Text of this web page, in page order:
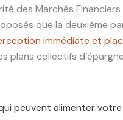
des Marchés
que la deuxième
immédiate et
plans collectifs
peuvent alimenter